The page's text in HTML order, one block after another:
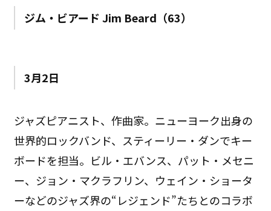
ジム・ビアード Jim Beard（63）
3月2日
ジャズピアニスト、作曲家。ニューヨーク出身の
世界的ロックバンド、スティーリー・ダンでキー
ボードを担当。ビル・エバンス、パット・メセニ
ー、ジョン・マクラフリン、ウェイン・ショータ
ーなどのジャズ界の“レジェンド”たちとのコラボ